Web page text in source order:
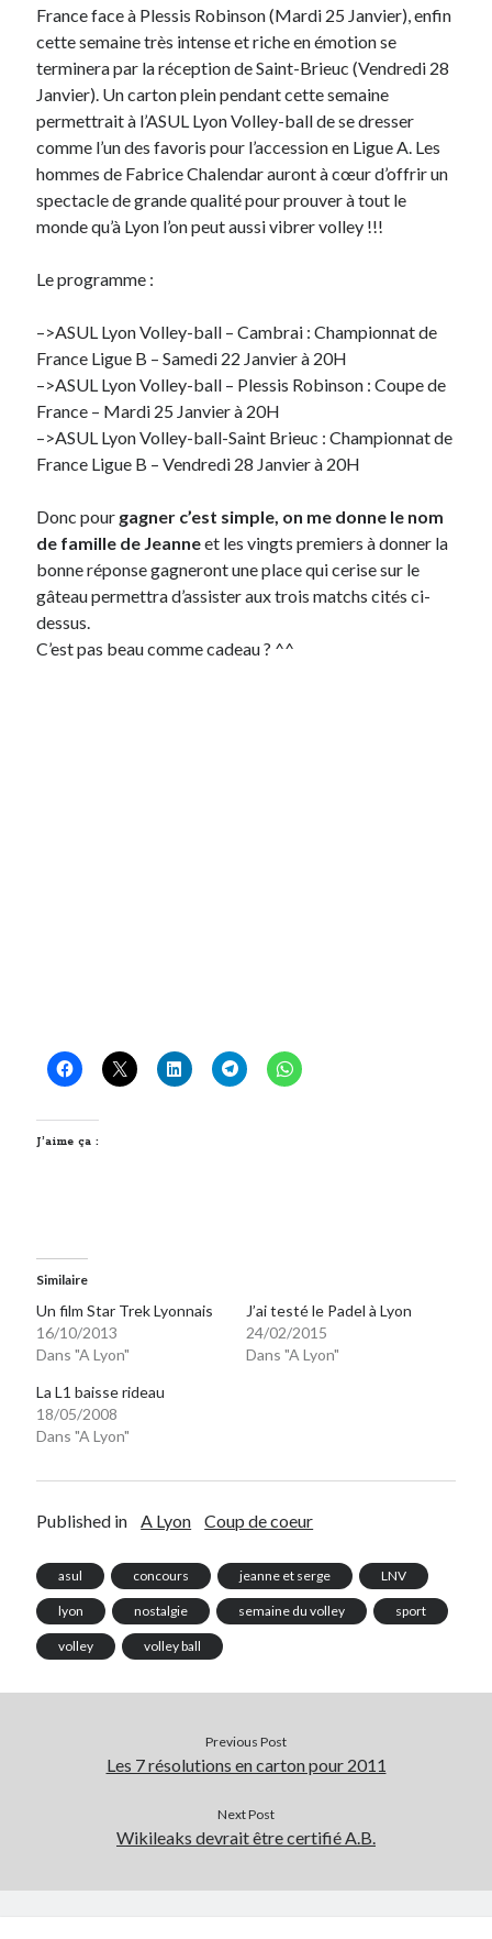
On parle de quoi ?
A Lyon
Bon plan du dimanche
Coup de coeur
Engagé
Green
Lectures
Lyon à Livre Ouvert
Mini-monsieur
Non classé
Parole de Follower
Patchwork
Photos
Proust
Sons
Sorties cuculturelles
Tavukoi
Vidéos
France face à Plessis Robinson (Mardi 25 Janvier), enfin
cette semaine très intense et riche en émotion se
terminera par la réception de Saint-Brieuc (Vendredi 28
Janvier). Un carton plein pendant cette semaine
permettrait à l’ASUL Lyon Volley-ball de se dresser
comme l’un des favoris pour l’accession en Ligue A. Les
hommes de Fabrice Chalendar auront à cœur d’offrir un
spectacle de grande qualité pour prouver à tout le
monde qu’à Lyon l’on peut aussi vibrer volley !!!
Le programme :
–>ASUL Lyon Volley-ball – Cambrai : Championnat de
France Ligue B – Samedi 22 Janvier à 20H
–>ASUL Lyon Volley-ball – Plessis Robinson : Coupe de
France – Mardi 25 Janvier à 20H
–>ASUL Lyon Volley-ball-Saint Brieuc : Championnat de
France Ligue B – Vendredi 28 Janvier à 20H
Donc pour gagner c’est simple, on me donne le nom
de famille de Jeanneet les vingts premiers à donner la
bonne réponse gagneront une place qui cerise sur le
gâteau permettra d’assister aux trois matchs cités ci-
dessus.
C’est pas beau comme cadeau ? ^^
J’aime ça :
Similaire
Un film Star Trek Lyonnais
16/10/2013
Dans "A Lyon"
J’ai testé le Padel à Lyon
24/02/2015
Dans "A Lyon"
La L1 baisse rideau
18/05/2008
Dans "A Lyon"
Published in A Lyon Coup de coeur
asul concours jeanne et serge LNV
lyon nostalgie semaine du volley sport
volley volley ball
Previous Post
Les 7 résolutions en carton pour 2011
Next Post
Wikileaks devrait être certifié A.B.